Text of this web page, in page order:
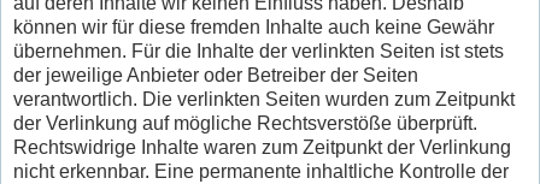
können wir für diese fremden Inhalte auch keine Gewähr
übernehmen. Für die Inhalte der verlinkten Seiten ist stets
der jeweilige Anbieter oder Betreiber der Seiten
verantwortlich. Die verlinkten Seiten wurden zum Zeitpunkt
der Verlinkung auf mögliche Rechtsverstöße überprüft.
Rechtswidrige Inhalte waren zum Zeitpunkt der Verlinkung
nicht erkennbar. Eine permanente inhaltliche Kontrolle der